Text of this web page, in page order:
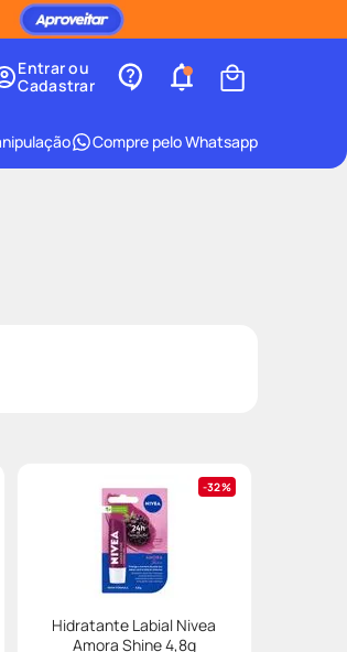
Entrar ou
Cadastrar
Compre pelo Whatsapp
32%
Hidratante Labial Nivea
Amora Shine 4,8g